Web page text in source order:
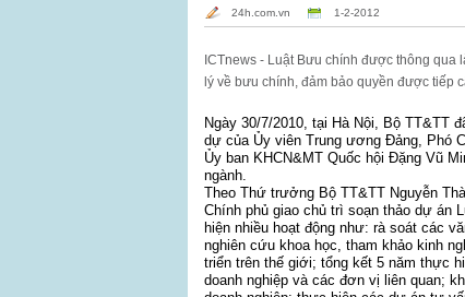
24h.com.vn 1-2-2012
ICTnews - Luật Bưu chính được thông
lý về bưu chính, đảm bảo quyền được tiếp
Ngày 30/7/2010, tại Hà Nội, Bộ TT&TT
dự của Ủy viên Trung ương Đảng, Phó
Ủy ban KHCN&MT Quốc hội Đặng Vũ
ngành.
Theo Thứ trưởng Bộ TT&TT Nguyễn
Chính phủ giao chủ trì soạn thảo dự án
hiện nhiều hoạt động như: rà soát các
nghiên cứu khoa học, tham khảo kinh
triển trên thế giới; tổng kết 5 năm thực
doanh nghiệp và các đơn vị liên quan;